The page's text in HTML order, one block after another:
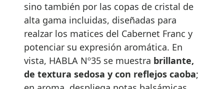
sino también por las copas de cristal de
alta gama incluidas, diseñadas para
realzar los matices del Cabernet Franc y
potenciar su expresión aromática. En
vista, HABLA Nº35 se muestra brillante,
de textura sedosa y con reflejos caoba;